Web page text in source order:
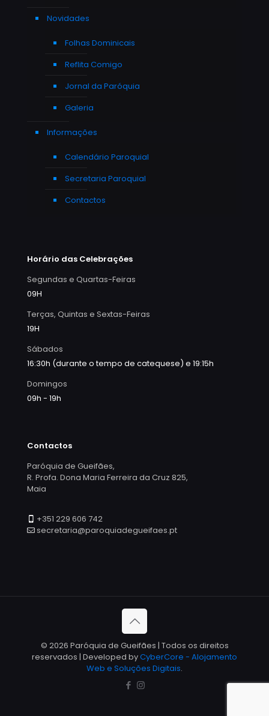
Novidades
Folhas Dominicais
Reflita Comigo
Jornal da Paróquia
Galeria
Informações
Calendário Paroquial
Secretaria Paroquial
Contactos
Horário das Celebrações
Segundas e Quartas-Feiras
09H
Terças, Quintas e Sextas-Feiras
19H
Sábados
16:30h (durante o tempo de catequese) e 19:15h
Domingos
09h - 19h
Contactos
Paróquia de Gueifães,
R. Profa. Dona Maria Ferreira da Cruz 825,
Maia
+351 229 606 742
secretaria@paroquiadegueifaes.pt
© 2026 Paróquia de Gueifães | Todos os direitos
reservados | Developed byCyberCore - Alojamento
Web e Soluções Digitais.